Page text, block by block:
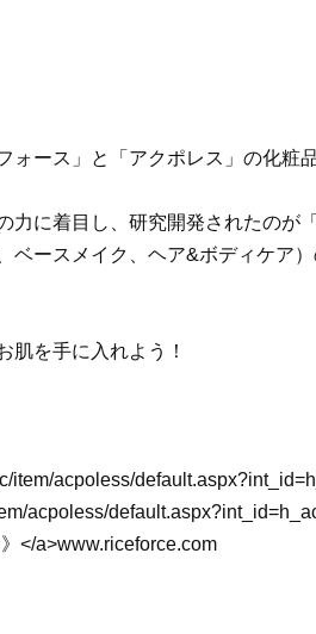
に着目し、研究開発されたのが
ベースメイク、ヘア&ボディケア
肌を手に入れよう！
item/acpoless/
acpoless/
</a>www.riceforce.com